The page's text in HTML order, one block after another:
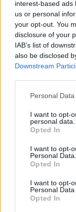
interest-based ads
us or personal
your opt-out. You
disclosure of your
IAB’s list of
also be disclosed
Downstream
Please note that
not limited to your
grant or deny
use your data for
consent section.
Personal
I want to opt-
personal data.
Opted In
I want to opt-
Personal Data.
Opted In
I want to opt-
Personal Data
Opted In
Sei già
Puoi
sezione
cliccando
Connessioni
Internet Sardegna